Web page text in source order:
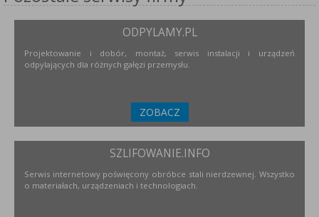
ODPYLAMY.PL
Projektowanie i dobór, montaż, serwis instalacji i urządzeń
odpylających dla różnych gałęzi przemysłu.
ZOBACZ
SZLIFOWANIE.INFO
Serwis internetowy poświęcony obróbce stali nierdzewnej. Wszystko
o materiałach, urządzeniach i technologiach.